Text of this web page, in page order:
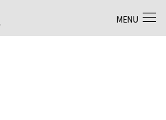
MENU